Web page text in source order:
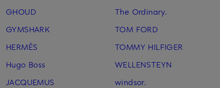
GHOUD
GYMSHARK
HERMÈS
Hugo Boss
JACQUEMUS
The Ordinary.
TOM FORD
TOMMY HILFIGER
WELLENSTEYN
windsor.